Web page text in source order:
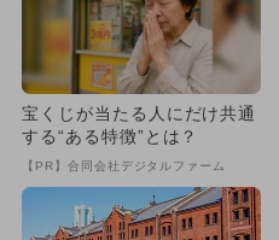
宝くじが当たる人にだけ共通
する“ある特徴”とは？
【PR】合同会社デジタルファーム